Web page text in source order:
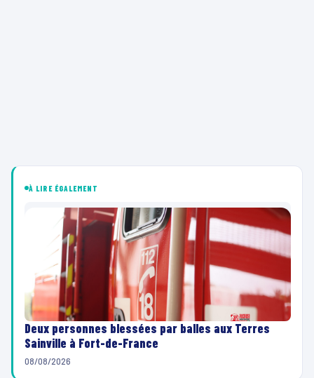
À LIRE ÉGALEMENT
Deux personnes blessées par balles aux Terres
Sainville à Fort-de-France
08/08/2026